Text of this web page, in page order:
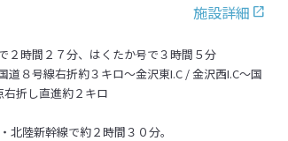
施設詳細
２時間２７分、はくたか号で３時間５分
８号線右折約３キロ～金沢東I.C / 金沢西I.C～国
折し直進約２キロ
北陸新幹線で約２時間３０分。